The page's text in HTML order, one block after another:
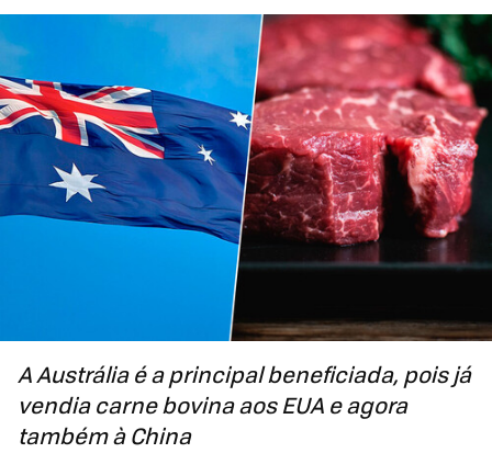
A Austrália é a principal beneficiada, pois já
vendia carne bovina aos EUA e agora
também à China